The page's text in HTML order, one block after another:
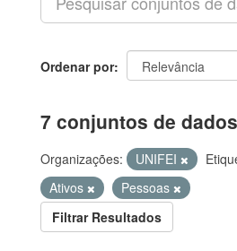
Ordenar por
7 conjuntos de
Organizações: UNIFEI
Ativos
Pessoas
Filtrar Resultados